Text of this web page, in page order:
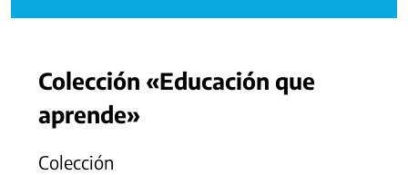
Colección «Educación que
aprende»
Colección